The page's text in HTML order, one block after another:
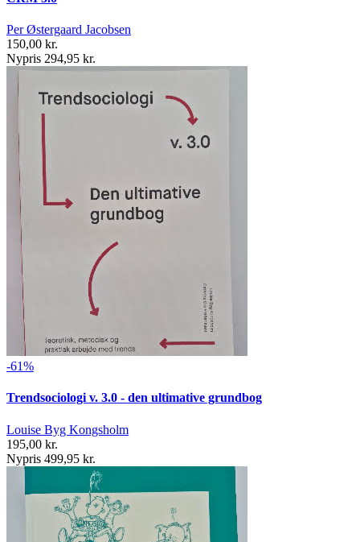
Per Østergaard Jacobsen
150,00 kr.
Nypris 294,95 kr.
-61%
Trendsociologi v. 3.0 - den ultimative grundbog
Louise Byg Kongsholm
195,00 kr.
Nypris 499,95 kr.